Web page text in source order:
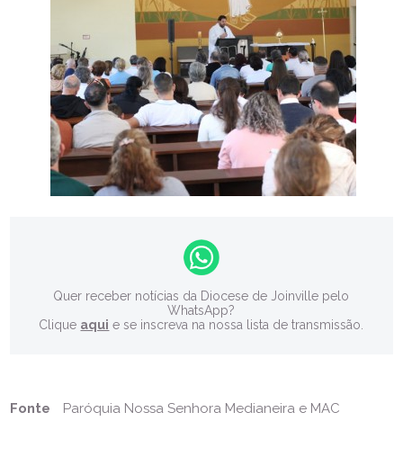
Quer receber notícias da Diocese de Joinville pelo
WhatsApp?
Clique aqui e se inscreva na nossa lista de transmissão.
Fonte Paróquia Nossa Senhora Medianeira e MAC